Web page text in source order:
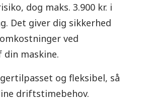
dog maks. 3.900 kr. i
Det giver dig sikkerhed
ved
maskine.
og fleksibel, så
driftstimebehov.